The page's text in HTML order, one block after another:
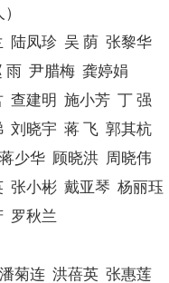
陆凤珍 吴 荫 张黎华
雨 尹腊梅 龚婷娟
查建明 施小芳 丁 强
刘晓宇 蒋 飞 郭其杭
少华 顾晓洪 周晓伟
张小彬 戴亚琴 杨丽珏
罗秋兰
菊连 洪蓓英 张惠莲